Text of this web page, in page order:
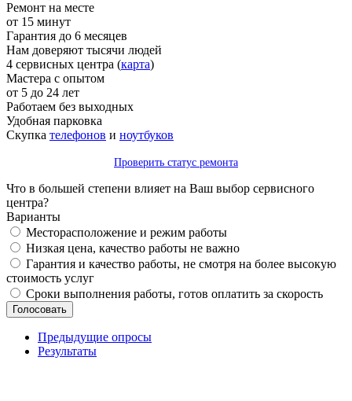
Ремонт на месте
от 15 минут
Гарантия до 6 месяцев
Нам доверяют тысячи людей
4 сервисных центра (карта)
Мастера с опытом
от 5 до 24 лет
Работаем без выходных
Удобная парковка
Скупка телефонов и ноутбуков
Проверить статус ремонта
Что в большей степени влияет на Ваш выбор сервисного
центра?
Варианты
Месторасположение и режим работы
Низкая цена, качество работы не важно
Гарантия и качество работы, не смотря на более высокую
стоимость услуг
Сроки выполнения работы, готов оплатить за скорость
Предыдущие опросы
Результаты